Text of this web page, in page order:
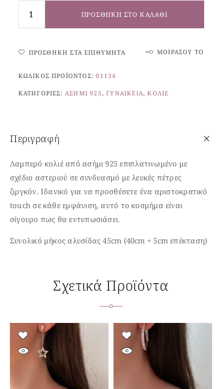
ΠΡΟΣΘΉΚΗ ΣΤΟ ΚΑΛΆΘΙ
ΠΡΟΣΘΉΚΗ ΣΤΑ ΕΠΙΘΥΜΗΤΆ ΜΟΙΡΆΣΟΥ ΤΟ
ΚΩΔΙΚΌΣ ΠΡΟΪΌΝΤΟΣ:01134
ΚΑΤΗΓΟΡΊΕΣ: ΑΣΉΜΙ 925,ΓΥΝΑΙΚΕΊΑ,ΚΟΛΙΈ
Περιγραφή
Λαμπερό κολιέ από ασήμι 925 επιπλατινωμένο με
σχέδιο αστεριού σε συνδυασμό με λευκές πέτρες
ζιργκόν. Ιδανικό για να προσθέσετε ένα αριστοκρατικό
touch σε κάθε εμφάνιση, αυτό το κοσμήμα είναι
σίγουρο πως θα εντυπωσιάσει.
Συνολικό μήκος αλυσίδας 45cm (40cm + 5cm επέκταση)
Σχετικά Προϊόντα